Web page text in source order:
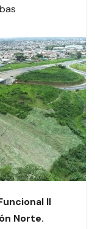
II
Norte.